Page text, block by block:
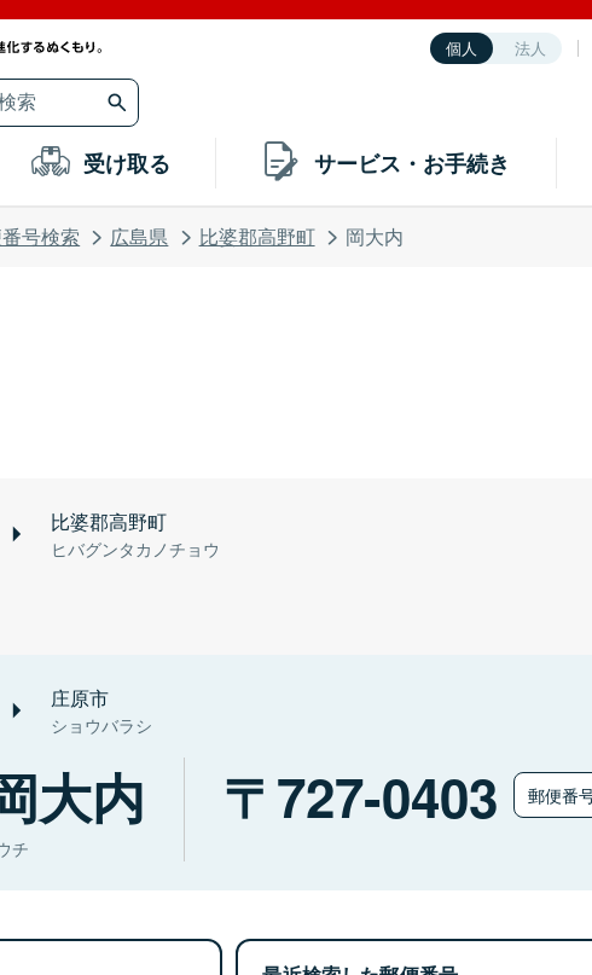
個人 法人
受け取る サービス・お手続き
号検索 広島県 比婆郡高野町 岡大内
比婆郡高野町
ヒバグンタカノチョウ
庄原市
ショウバラシ
大内
チ
727-0403 郵便番